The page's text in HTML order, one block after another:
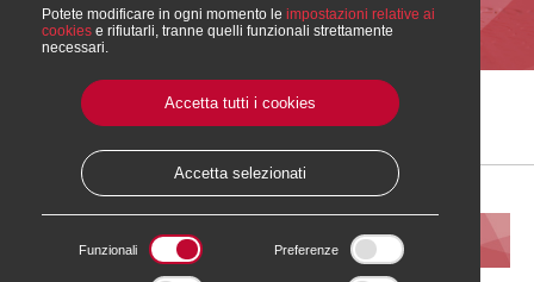
SARON rollover
» SARON rollover
SARON rollover
Potete modificare in ogni momento le impostazioni relative ai
cookies e rifiutarli, tranne quelli funzionali strettamente
necessari.
Accetta tutti i cookies
Accetta selezionati
Funzionali Preferenze